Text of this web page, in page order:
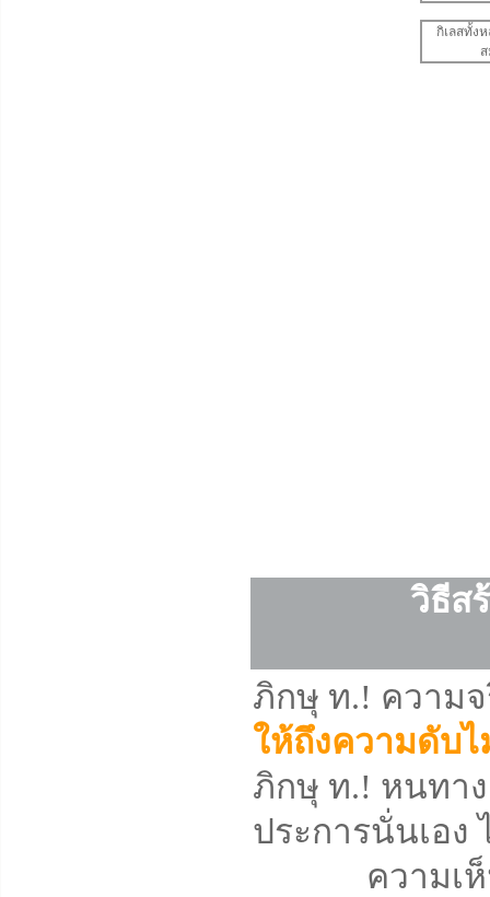
กิเลสทั้ง
วิธีส
ภิกษุ ท.! ความ
ให้ถึงความดับ
ภิกษุ ท.! หนทา
ประการนั่นเอง
ความเห็นช